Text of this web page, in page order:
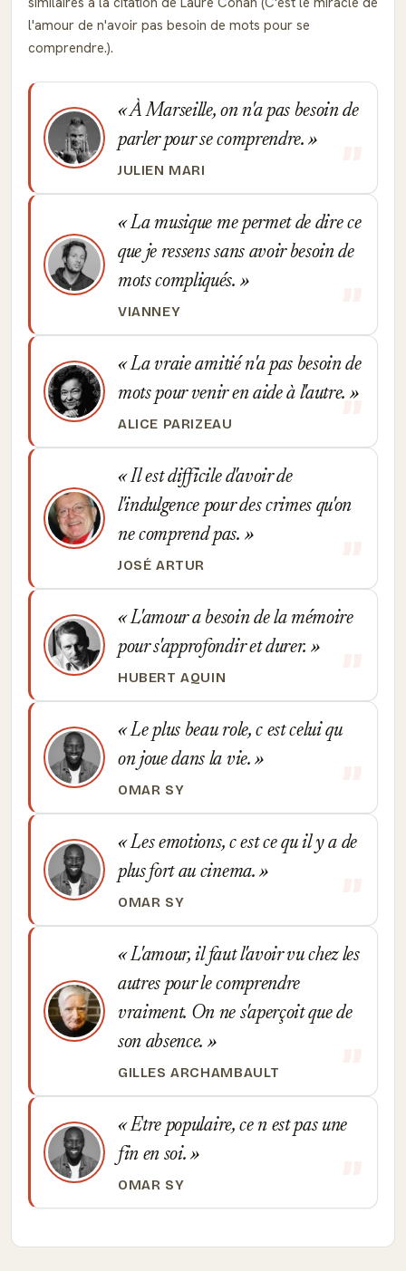
l'amour de n'avoir pas besoin de mots pour se
comprendre.).
À Marseille, on n'a pas besoin de
parler pour se comprendre.
JULIEN MARI
La musique me permet de dire ce
que je ressens sans avoir besoin de
mots compliqués.
VIANNEY
La vraie amitié n'a pas besoin de
mots pour venir en aide à l'autre.
ALICE PARIZEAU
Il est difficile d'avoir de
l'indulgence pour des crimes qu'on
ne comprend pas.
JOSÉ ARTUR
L'amour a besoin de la mémoire
pour s'approfondir et durer.
HUBERT AQUIN
Le plus beau role, c est celui qu
on joue dans la vie.
OMAR SY
Les emotions, c est ce qu il y a de
plus fort au cinema.
OMAR SY
L'amour, il faut l'avoir vu chez les
autres pour le comprendre
vraiment. On ne s'aperçoit que de
son absence.
GILLES ARCHAMBAULT
Etre populaire, ce n est pas une
fin en soi.
OMAR SY